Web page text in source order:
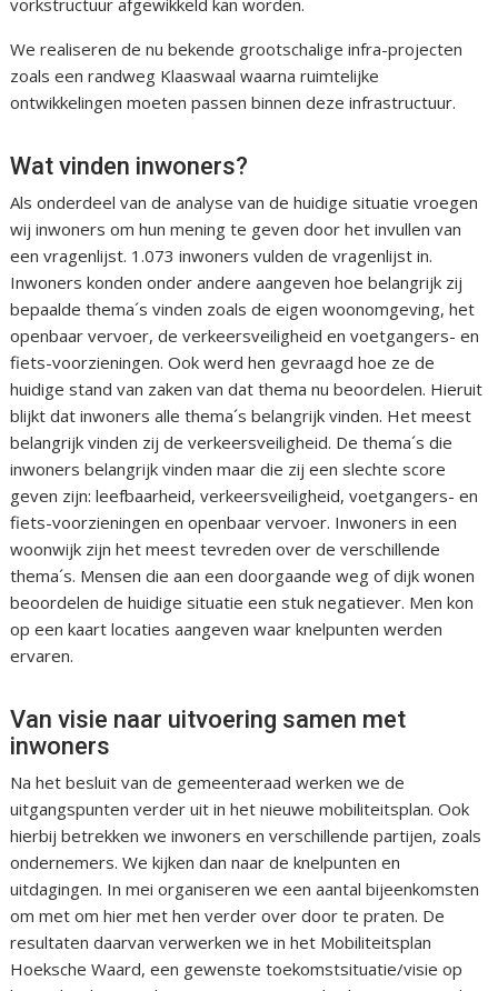
vorkstructuur afgewikkeld kan worden.
We realiseren de nu bekende grootschalige infra-projecten
zoals een randweg Klaaswaal waarna ruimtelijke
ontwikkelingen moeten passen binnen deze infrastructuur.
Wat vinden inwoners?
Als onderdeel van de analyse van de huidige situatie vroegen
wij inwoners om hun mening te geven door het invullen van
een vragenlijst. 1.073 inwoners vulden de vragenlijst in.
Inwoners konden onder andere aangeven hoe belangrijk zij
bepaalde thema´s vinden zoals de eigen woonomgeving, het
openbaar vervoer, de verkeersveiligheid en voetgangers- en
fiets-voorzieningen. Ook werd hen gevraagd hoe ze de
huidige stand van zaken van dat thema nu beoordelen. Hieruit
blijkt dat inwoners alle thema´s belangrijk vinden. Het meest
belangrijk vinden zij de verkeersveiligheid. De thema´s die
inwoners belangrijk vinden maar die zij een slechte score
geven zijn: leefbaarheid, verkeersveiligheid, voetgangers- en
fiets-voorzieningen en openbaar vervoer. Inwoners in een
woonwijk zijn het meest tevreden over de verschillende
thema´s. Mensen die aan een doorgaande weg of dijk wonen
beoordelen de huidige situatie een stuk negatiever. Men kon
op een kaart locaties aangeven waar knelpunten werden
ervaren.
Van visie naar uitvoering samen met
inwoners
Na het besluit van de gemeenteraad werken we de
uitgangspunten verder uit in het nieuwe mobiliteitsplan. Ook
hierbij betrekken we inwoners en verschillende partijen, zoals
ondernemers. We kijken dan naar de knelpunten en
uitdagingen. In mei organiseren we een aantal bijeenkomsten
om met om hier met hen verder over door te praten. De
resultaten daarvan verwerken we in het Mobiliteitsplan
Hoeksche Waard, een gewenste toekomstsituatie/visie op